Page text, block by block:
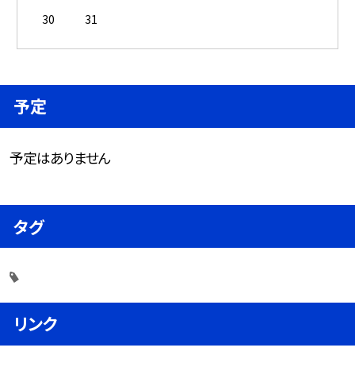
30
31
予定
予定はありません
タグ
リンク